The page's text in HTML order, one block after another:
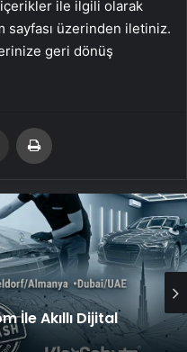
içerikler ile ilgili olarak
üzerinden iletiniz.
geri dönüş
Email'den paylaş
Genelinde
Yardım Atağı